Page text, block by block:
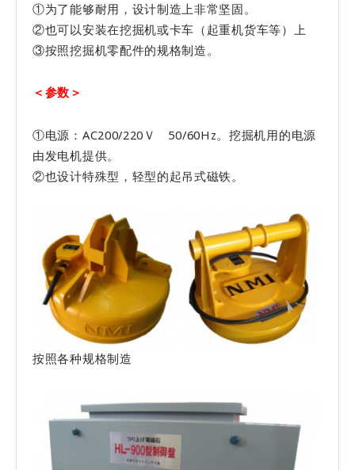
①为了能够耐用，设计制造上非常坚固。
②也可以安装在挖掘机或卡车（起重机货车等）上
③按照挖掘机零配件的规格制造。
＜参数＞
①电源：AC200/220Ｖ 50/60Hz。挖掘机用的电源
由发电机提供。
②也设计特殊型，轻型的起吊式磁铁。
按照各种规格制造